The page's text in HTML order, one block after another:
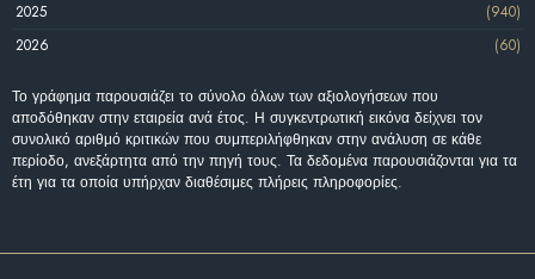
2025
(940)
2026
(60)
Το γράφημα παρουσιάζει το σύνολο όλων των αξιολογήσεων που
αποδόθηκαν στην εταιρεία ανά έτος. Η συγκεντρωτική εικόνα δείχνει τον
συνολικό αριθμό κριτικών που συμπεριλήφθηκαν στην ανάλυση σε κάθε
περίοδο, ανεξάρτητα από την πηγή τους. Τα δεδομένα παρουσιάζονται για τα
έτη για τα οποία υπήρχαν διαθέσιμες πλήρεις πληροφορίες.